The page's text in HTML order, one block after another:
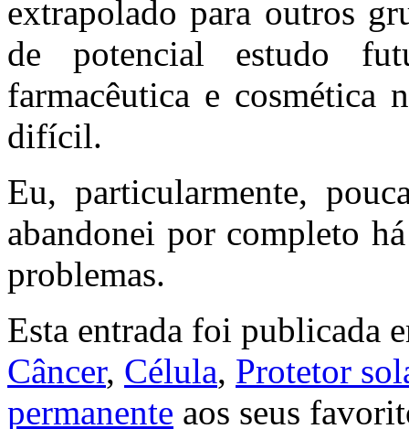
extrapolado para outros
de potencial estudo
farmacêutica e cosmética
difícil.
Eu, particularmente,
abandonei por completo
problemas.
Esta entrada foi publicada
Câncer, Célula, Protetor
permanente aos seus